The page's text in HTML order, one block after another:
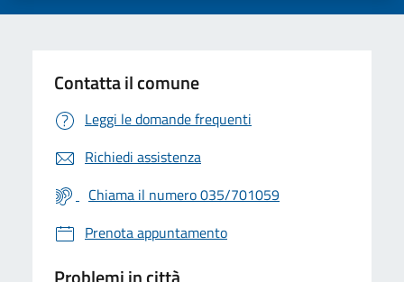
Contatta il comune
Leggi le domande frequenti
Richiedi assistenza
Chiama il numero 035/701059
Prenota appuntamento